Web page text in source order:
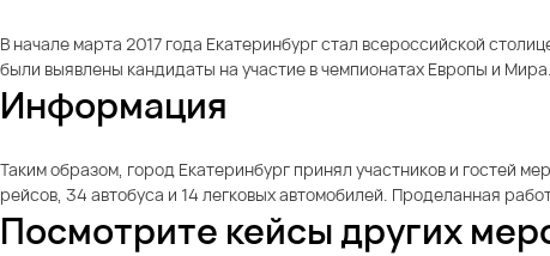
В начале марта 2017 года Екатеринбург стал всероссийской
были выявлены кандидаты на участие в чемпионатах Европы и
Информация
Таким образом, город Екатеринбург принял участников и гостей
рейсов, 34 автобуса и 14 легковых автомобилей. Проделанная
Посмотрите кейсы других